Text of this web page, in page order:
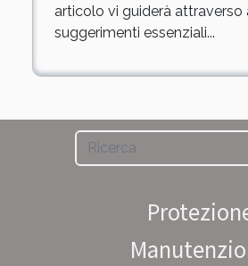
articolo vi guiderà attraverso
suggerimenti essenziali...